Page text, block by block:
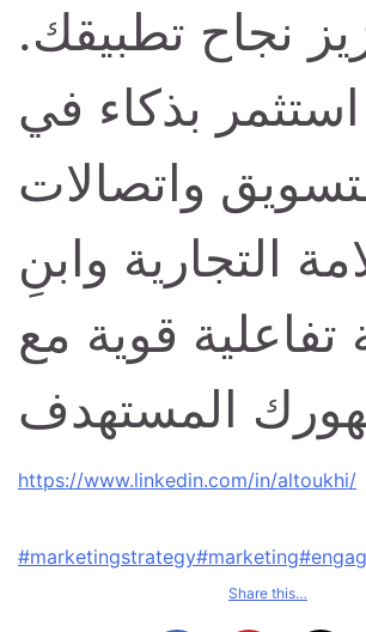
نجاح تطبيقك.
استثمر بذكاء في
واتصالات
التجارية وابنِ
تفاعلية قوية مع
https://www.linkedin.com/in/altoukhi/
#marketingstrategy#marketing
Share this…